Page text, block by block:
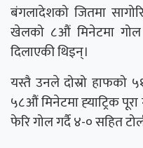
बंगलादेशको जितमा
खेलको ८औं मिनेटमा गोल
दिलाएकी थिइन्।
यस्तै उनले दोस्रो हाफको
५८औं मिनेटमा ह्‍याट्रिक
फेरि गोल गर्दै ४-० सहित